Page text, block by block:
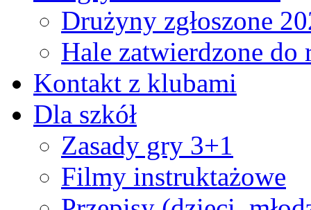
Drużyny zgłoszone
Hale zatwierdzone
Kontakt z klubami
Dla szkół
Zasady gry 3+1
Filmy instruktażowe